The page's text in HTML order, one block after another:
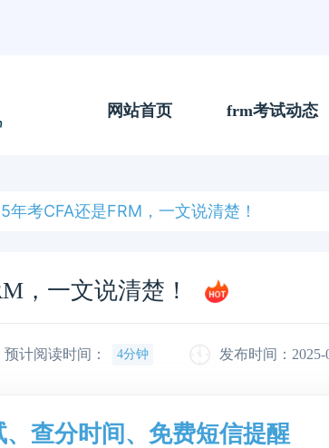
网站首页 frm考试动态
年考CFA还是FRM，一文说清楚！
，一文说清楚！
预计阅读时间： 4分钟 发布时间：2025-
查分时间、免费短信提醒